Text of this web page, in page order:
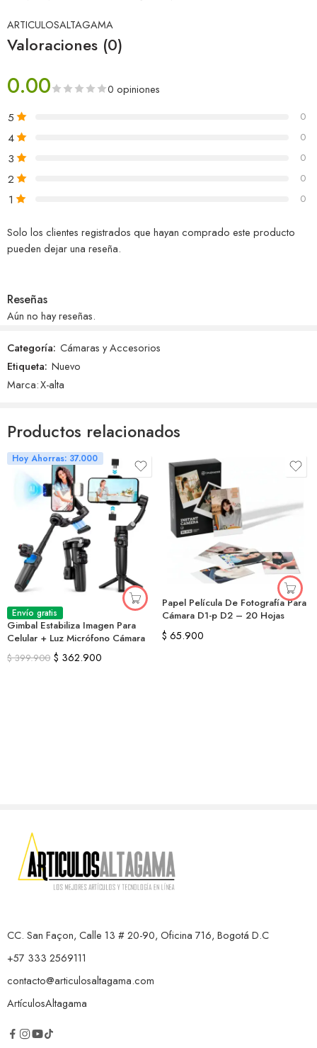
ARTICULOSALTAGAMA
Valoraciones (0)
0.00 0 opiniones
5 0
4 0
3 0
2 0
1 0
Solo los clientes registrados que hayan comprado este producto
pueden dejar una reseña.
Reseñas
Aún no hay reseñas.
Categoría: Cámaras y Accesorios
Etiqueta: Nuevo
Marca:X-alta
Productos relacionados
Hoy Ahorras: 37.000
Envío gratis
Gimbal Estabiliza Imagen Para
Celular + Luz Micrófono Cámara
$399.900 $ 362.900
Papel Película De Fotografía Para
Cámara D1-p D2 – 20 Hojas
$ 65.900
CC. San Façon, Calle 13 # 20-90, Oficina 716, Bogotá D.C
+57 333 2569111
contacto@articulosaltagama.com
ArtículosAltagama